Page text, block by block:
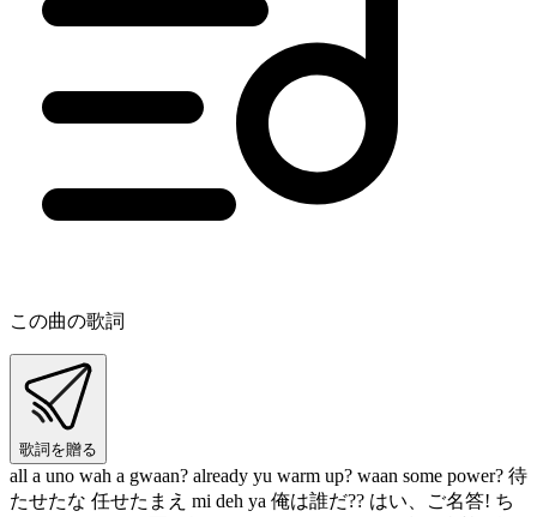
この曲の歌詞
歌詞を贈る
all a uno wah a gwaan? already yu warm up? waan some power? 待
たせたな 任せたまえ mi deh ya 俺は誰だ?? はい、ご名答! ち